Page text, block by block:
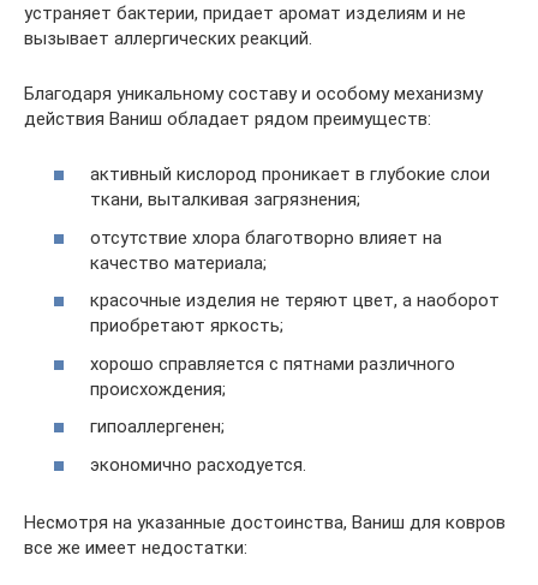
устраняет бактерии, придает аромат изделиям и не
вызывает аллергических реакций.
Благодаря уникальному составу и особому механизму
действия Ваниш обладает рядом преимуществ:
активный кислород проникает в глубокие слои
ткани, выталкивая загрязнения;
отсутствие хлора благотворно влияет на
качество материала;
красочные изделия не теряют цвет, а наоборот
приобретают яркость;
хорошо справляется с пятнами различного
происхождения;
гипоаллергенен;
экономично расходуется.
Несмотря на указанные достоинства, Ваниш для ковров
все же имеет недостатки: